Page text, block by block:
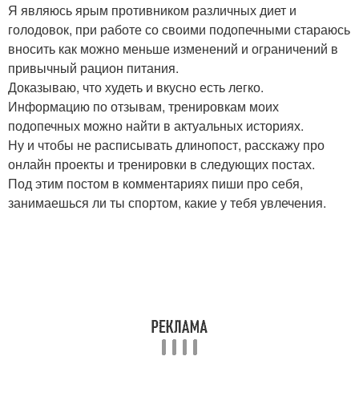
Я являюсь ярым противником различных диет и
голодовок, при работе со своими подопечными стараюсь
вносить как можно меньше изменений и ограничений в
привычный рацион питания.
Доказываю, что худеть и вкусно есть легко.
Информацию по отзывам, тренировкам моих
подопечных можно найти в актуальных историях.
Ну и чтобы не расписывать длинопост, расскажу про
онлайн проекты и тренировки в следующих постах.
Под этим постом в комментариях пиши про себя,
занимаешься ли ты спортом, какие у тебя увлечения.